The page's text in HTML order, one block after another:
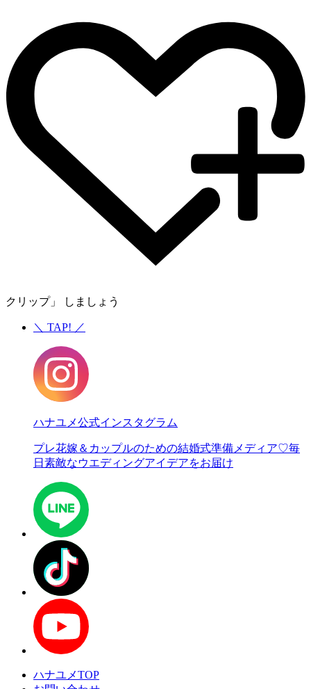
クリップ」 しましょう
＼ TAP! ／
ハナユメ公式インスタグラム
プレ花嫁＆カップルのための結婚式準備メディア♡毎
日素敵なウエディングアイデアをお届け
ハナユメTOP